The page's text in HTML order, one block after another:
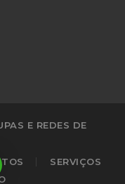
E REDES DE
SERVIÇOS